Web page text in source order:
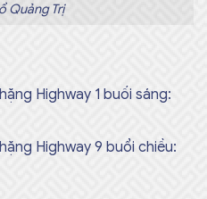
Quảng Trị
Highway 1 buối sáng:
Highway 9 buổi chiều: